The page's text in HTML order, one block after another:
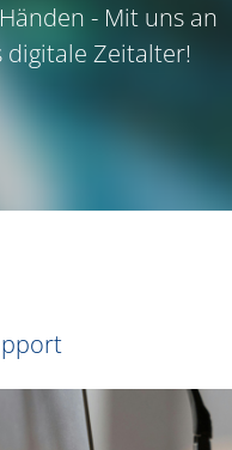
- Mit uns an
digitale Zeitalter!